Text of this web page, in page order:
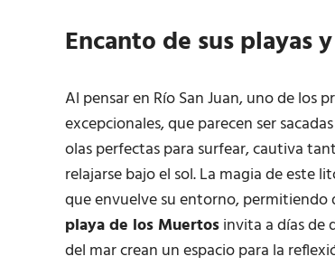
Encanto de sus playas
Al pensar en Río San Juan, uno de los
excepcionales, que parecen ser
olas perfectas para surfear, cautiva
relajarse bajo el sol. La magia de este
que envuelve su entorno, permitiendo
playa de los Muertosinvita a días de
del mar crean un espacio para la